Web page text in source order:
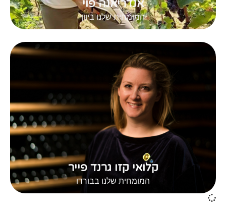
המומחית שלנו ביוון
אנדריאנה פוי
המומחית שלנו בבורדו
קלואי קזו גרנד פייר